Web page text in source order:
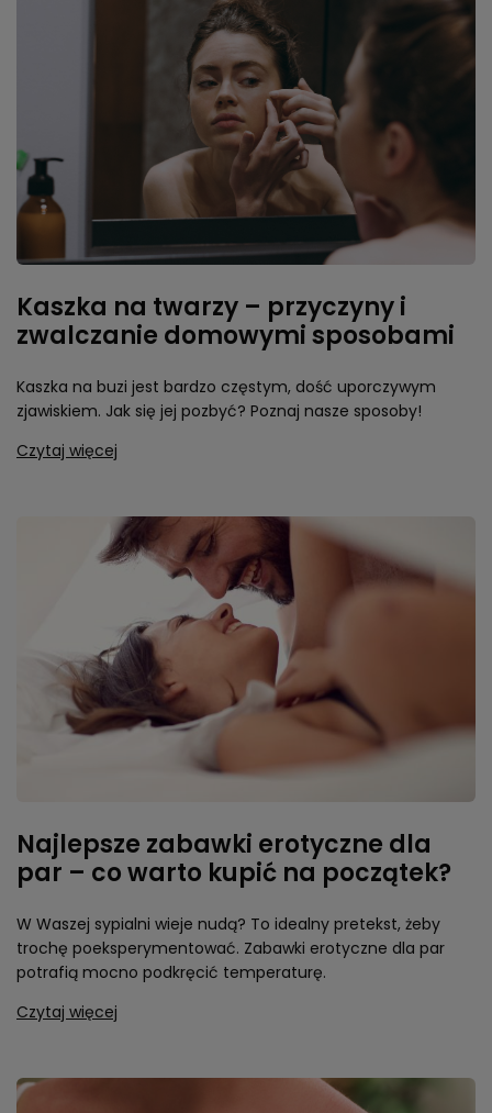
Kaszka na twarzy – przyczyny i
zwalczanie domowymi sposobami
Kaszka na buzi jest bardzo częstym, dość uporczywym
zjawiskiem. Jak się jej pozbyć? Poznaj nasze sposoby!
Czytaj więcej
Najlepsze zabawki erotyczne dla
par – co warto kupić na początek?
W Waszej sypialni wieje nudą? To idealny pretekst, żeby
trochę poeksperymentować. Zabawki erotyczne dla par
potrafią mocno podkręcić temperaturę.
Czytaj więcej